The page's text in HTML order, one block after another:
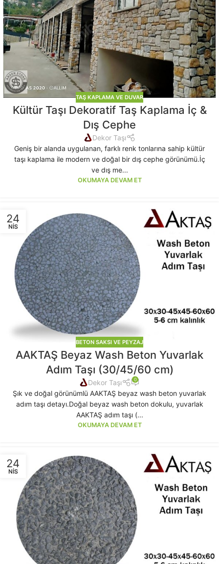
TAŞ KAPLAMA VE DUVAR
Kültür Taşı Dekoratif Taş Kaplama İç &
Dış Cephe
Dekor Taşı
Geniş bir alanda uygulanan, farklı renk tonlarına sahip kültür
taşı kaplama ile modern ve doğal bir dış cephe görünümü.İç
ve dış me...
OKUMAYA DEVAM ET
24
NIS
BETON SAKSI VE PEYZAJ
AAKTAŞ Beyaz Wash Beton Yuvarlak
Adım Taşı (30/45/60 cm)
Dekor Taşı 0
Şık ve doğal görünümlü AAKTAŞ beyaz wash beton yuvarlak
adım taşı detayı.Doğal beyaz wash beton dokulu, yuvarlak
AAKTAŞ adım taşı (...
OKUMAYA DEVAM ET
24
NIS